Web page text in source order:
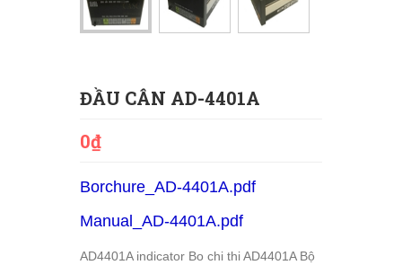
ĐẦU CÂN AD-4401A
0₫
Borchure_AD-4401A.pdf
Manual_AD-4401A.pdf
AD4401A indicator Bo chi thi AD4401A Bộ